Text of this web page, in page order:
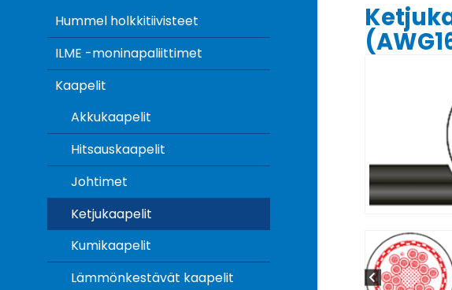
Hummel holkkitiivisteet
ILME -moninapaliittimet
Kaapelit
Akkukaapelit
Hitsauskaapelit
Johtimet
Ketjukaapelit
Kumikaapelit
Lämmönkestävät kaapelit